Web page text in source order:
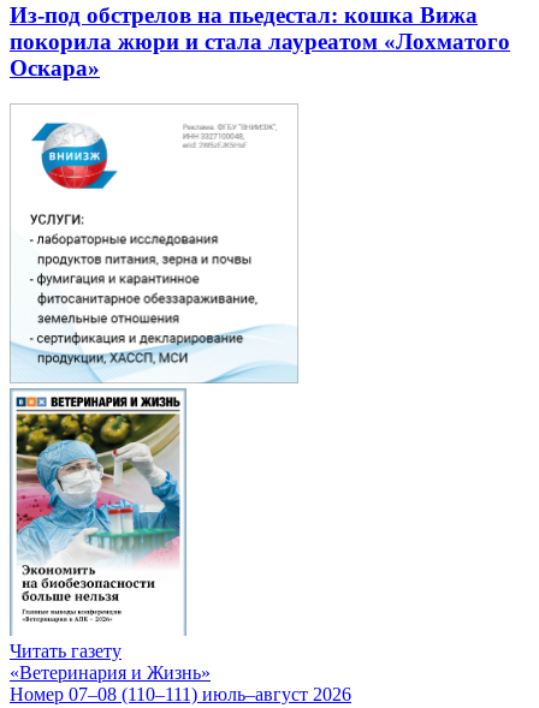
Из-под обстрелов на пьедестал: кошка Вижа
покорила жюри и стала лауреатом «Лохматого
Оскара»
Читать газету
«Ветеринария и Жизнь»
Номер 07–08 (110–111) июль–август 2026